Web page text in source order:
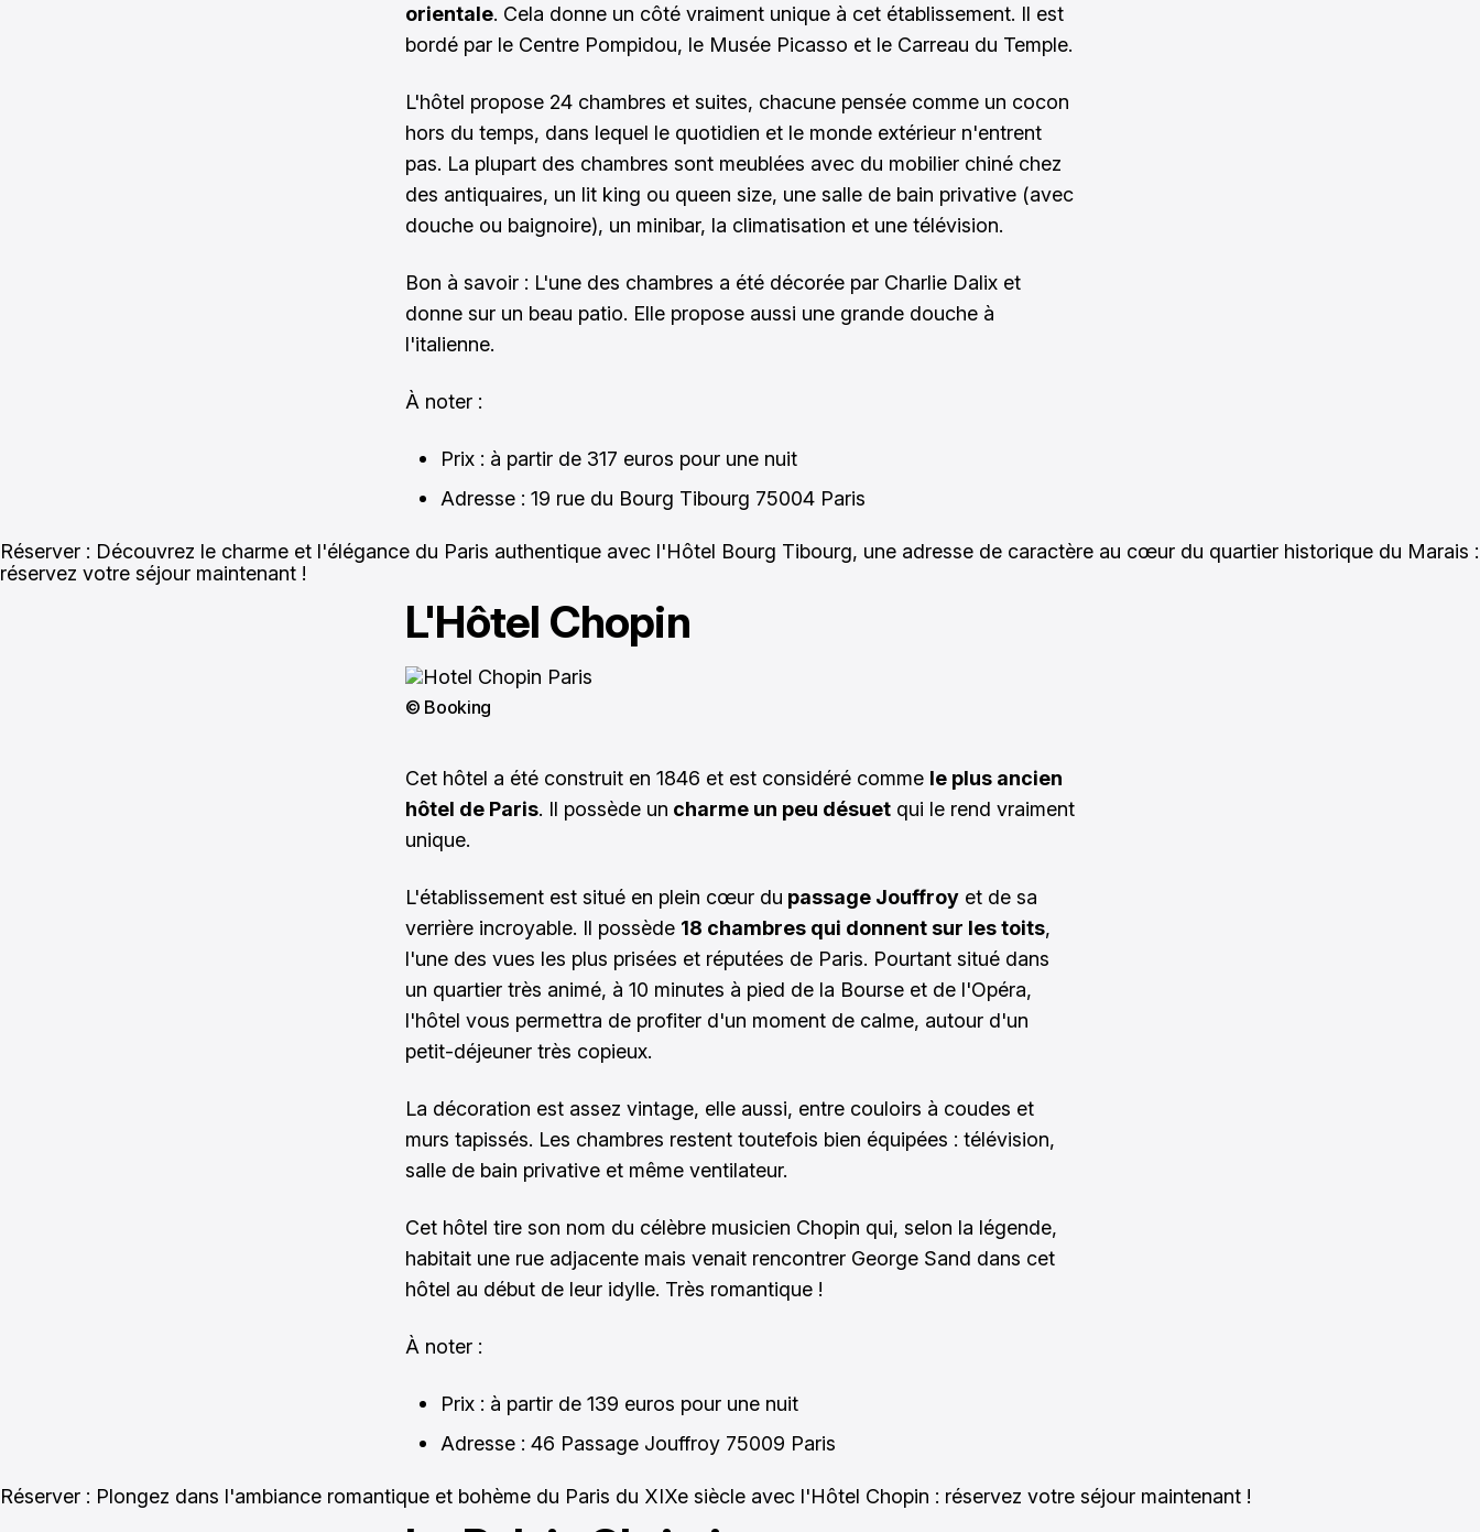
orientale. Cela donne un côté vraiment unique à cet établissement. Il est
bordé par le Centre Pompidou, le Musée Picasso et le Carreau du Temple.
L'hôtel propose 24 chambres et suites, chacune pensée comme un cocon
hors du temps, dans lequel le quotidien et le monde extérieur n'entrent
pas. La plupart des chambres sont meublées avec du mobilier chiné chez
des antiquaires, un lit king ou queen size, une salle de bain privative (avec
douche ou baignoire), un minibar, la climatisation et une télévision.
Bon à savoir : L'une des chambres a été décorée par Charlie Dalix et
donne sur un beau patio. Elle propose aussi une grande douche à
l'italienne.
À noter :
Prix : à partir de 317 euros pour une nuit
Adresse : 19 rue du Bourg Tibourg 75004 Paris
Réserver : Découvrez le charme et l'élégance du Paris authentique avec l'Hôtel Bourg Tibourg, une adresse de caractère au cœur du quartier historique du Marais :
réservez votre séjour maintenant !
L'Hôtel Chopin
© Booking
Cet hôtel a été construit en 1846 et est considéré comme le plus ancien
hôtel de Paris. Il possède un charme un peu désuet qui le rend vraiment
unique.
L'établissement est situé en plein cœur du passage Jouffroy et de sa
verrière incroyable. Il possède 18 chambres qui donnent sur les toits,
l'une des vues les plus prisées et réputées de Paris. Pourtant situé dans
un quartier très animé, à 10 minutes à pied de la Bourse et de l'Opéra,
l'hôtel vous permettra de profiter d'un moment de calme, autour d'un
petit-déjeuner très copieux.
La décoration est assez vintage, elle aussi, entre couloirs à coudes et
murs tapissés. Les chambres restent toutefois bien équipées : télévision,
salle de bain privative et même ventilateur.
Cet hôtel tire son nom du célèbre musicien Chopin qui, selon la légende,
habitait une rue adjacente mais venait rencontrer George Sand dans cet
hôtel au début de leur idylle. Très romantique !
À noter :
Prix : à partir de 139 euros pour une nuit
Adresse : 46 Passage Jouffroy 75009 Paris
Réserver : Plongez dans l'ambiance romantique et bohème du Paris du XIXe siècle avec l'Hôtel Chopin : réservez votre séjour maintenant !